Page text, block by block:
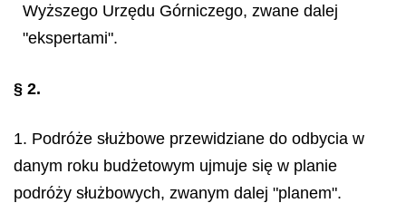
Wyższego Urzędu Górniczego, zwane dalej
"ekspertami".
§ 2.
1. Podróże służbowe przewidziane do odbycia w
danym roku budżetowym ujmuje się w planie
podróży służbowych, zwanym dalej "planem".